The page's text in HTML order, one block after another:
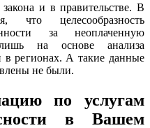
и в правительстве. В
что целесообразность
за неоплаченную
на основе анализа
в регионах. А такие данные
не были.
по услугам
в Вашем